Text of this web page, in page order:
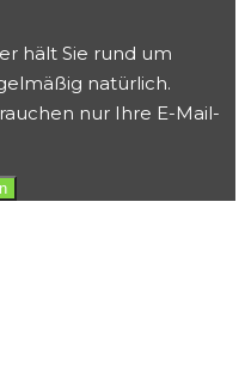
hält Sie rund um
natürlich.
nur Ihre E-Mail-